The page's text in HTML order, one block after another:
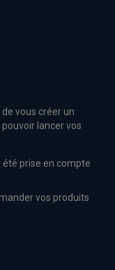
vous créer un
lancer vos
prise en compte
vos produits